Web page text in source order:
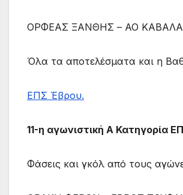
ΟΡΦΕΑΣ ΞΑΝΘΗΣ – ΑΟ
Όλα τα αποτελέσματα και η
ΕΠΣ Έβρου.
11-η αγωνιστική Α Κατηγορία
Φάσεις και γκόλ από τους